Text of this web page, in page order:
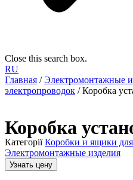
Close this search box.
RU
Главная /Электромонтажные
электропроводок / Коробка
Коробка
Категорії Коробки и ящики
Электромонтажные изделия
Узнать цену